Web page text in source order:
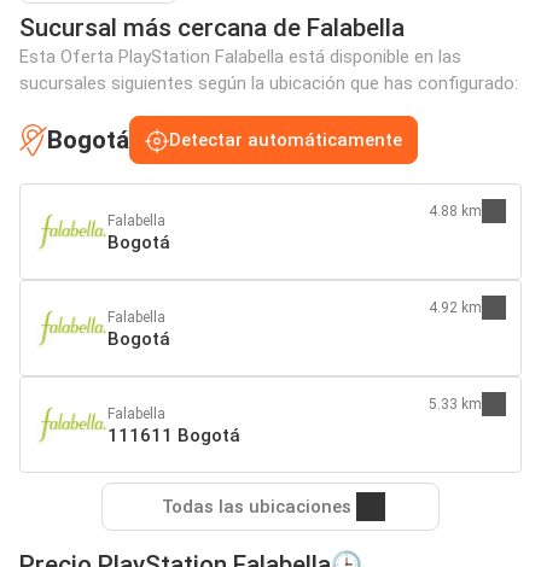
Sucursal más cercana de Falabella
Esta Oferta PlayStation Falabella está disponible en las
sucursales siguientes según la ubicación que has configurado:
Bogotá Detectar automáticamente
Falabella
Bogotá
4.88 km
Falabella
Bogotá
4.92 km
Falabella
111611 Bogotá
5.33 km
Todas las ubicaciones